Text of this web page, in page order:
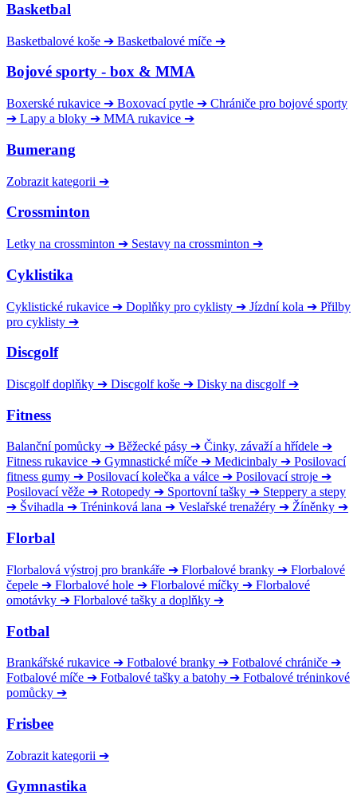
Basketbal
Basketbalové koše ➔ Basketbalové míče ➔
Bojové sporty - box & MMA
Boxerské rukavice ➔ Boxovací pytle ➔ Chrániče pro bojové sporty
➔ Lapy a bloky ➔ MMA rukavice ➔
Bumerang
Zobrazit kategorii ➔
Crossminton
Letky na crossminton ➔ Sestavy na crossminton ➔
Cyklistika
Cyklistické rukavice ➔ Doplňky pro cyklisty ➔ Jízdní kola ➔ Přilby
pro cyklisty ➔
Discgolf
Discgolf doplňky ➔ Discgolf koše ➔ Disky na discgolf ➔
Fitness
Balanční pomůcky ➔ Běžecké pásy ➔ Činky, závaží a hřídele ➔
Fitness rukavice ➔ Gymnastické míče ➔ Medicinbaly ➔ Posilovací
fitness gumy ➔ Posilovací kolečka a válce ➔ Posilovací stroje ➔
Posilovací věže ➔ Rotopedy ➔ Sportovní tašky ➔ Steppery a stepy
➔ Švihadla ➔ Tréninková lana ➔ Veslařské trenažéry ➔ Žíněnky ➔
Florbal
Florbalová výstroj pro brankáře ➔ Florbalové branky ➔ Florbalové
čepele ➔ Florbalové hole ➔ Florbalové míčky ➔ Florbalové
omotávky ➔ Florbalové tašky a doplňky ➔
Fotbal
Brankářské rukavice ➔ Fotbalové branky ➔ Fotbalové chrániče ➔
Fotbalové míče ➔ Fotbalové tašky a batohy ➔ Fotbalové tréninkové
pomůcky ➔
Frisbee
Zobrazit kategorii ➔
Gymnastika